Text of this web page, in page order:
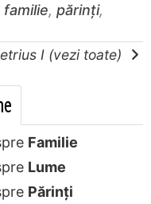
familie, părinți,
I (vezi toate)
Familie
Lume
Părinți